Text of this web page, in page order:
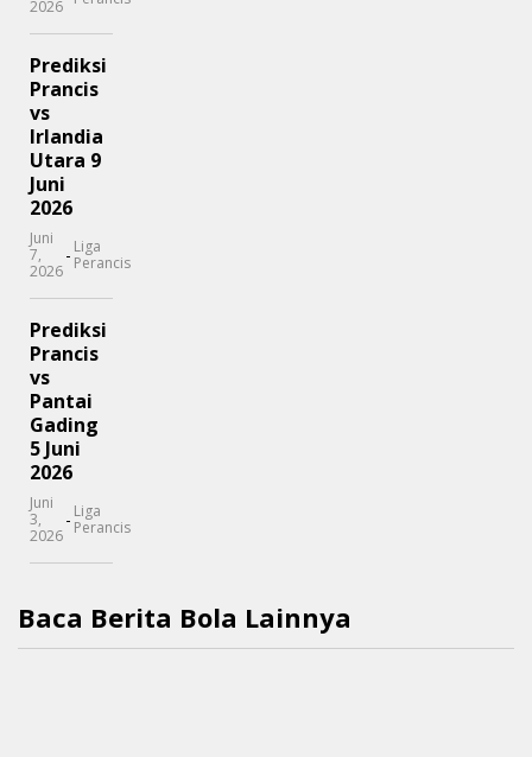
2026
Prediksi
Prancis
vs
Irlandia
Utara 9
Juni
2026
Juni
7,
2026
- Liga
Perancis
Prediksi
Prancis
vs
Pantai
Gading
5 Juni
2026
Juni
3,
2026
- Liga
Perancis
Baca Berita Bola Lainnya